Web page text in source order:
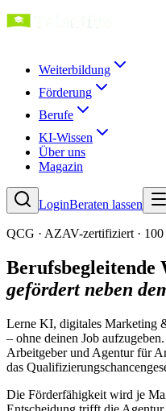
Weiterbildung
Förderung
Berufe
KI-Wissen
Über uns
Magazin
LoginBeraten lassen
QCG · AZAV-zertifiziert ·
Berufsbegleitende
gefördert neben
Lerne KI, digitales Marketing
– ohne deinen Job
Arbeitgeber und Agentur für
das
Die Förderfähigkeit wird je